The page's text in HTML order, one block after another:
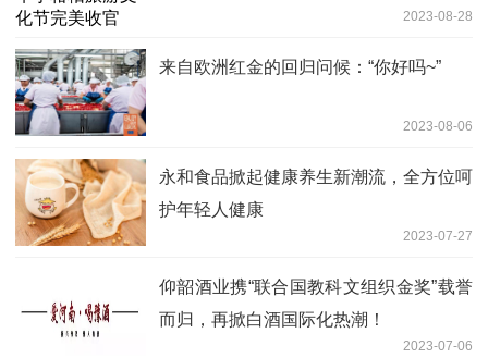
2023-08-28
来自欧洲红金的回归问候：“你好吗~”
2023-08-06
永和食品掀起健康养生新潮流，全方位呵
护年轻人健康
2023-07-27
仰韶酒业携“联合国教科文组织金奖”载誉
而归，再掀白酒国际化热潮！
2023-07-06